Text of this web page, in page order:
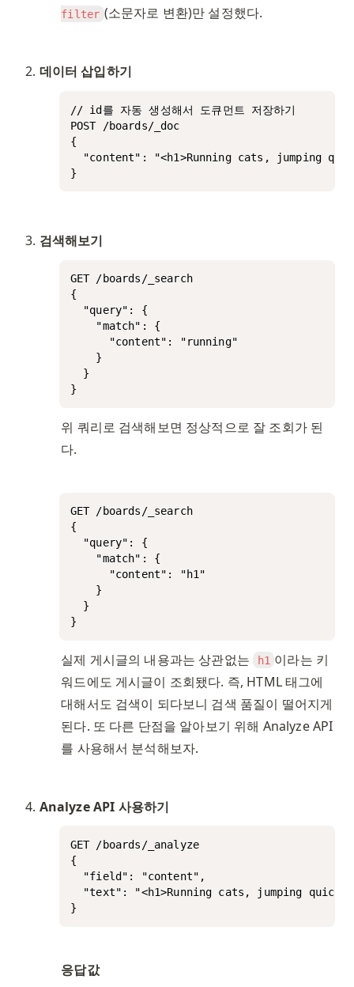
filter (소문자로 변환)만 설정했다.
데이터 삽입하기
// id를 자동 생성해서 도큐먼트 저장하기
POST /boards/_doc
{
"content": "<h1>Running cats, jumping
}
검색해보기
GET /boards/_search
{
  "query": {
    "match": {
      "content": "running"
    }
  }
}
위 쿼리로 검색해보면 정상적으로 잘 조회가 된
다.
GET /boards/_search
{
  "query": {
    "match": {
      "content": "h1"
    }
  }
}
실제 게시글의 내용과는 상관없는 h1 이라는 키
워드에도 게시글이 조회됐다. 즉, HTML 태그에
대해서도 검색이 되다보니 검색 품질이 떨어지게
된다. 또 다른 단점을 알아보기 위해 Analyze API
를 사용해서 분석해보자.
Analyze API 사용하기
GET /boards/_analyze
{
  "field": "content",
"text": "<h1>Running cats, jumping
}
응답값